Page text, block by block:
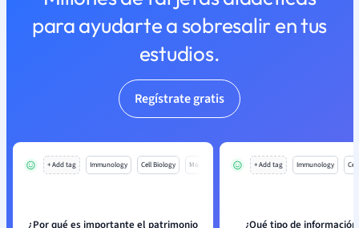
para ayudarte a sobresalir en tus
estudios.
Regístrate gratis
+ Add tag Immunology Cell Biology Mo
¿Por qué es importante el patrimonio
+ Add tag Immunology
¿Qué tipo de